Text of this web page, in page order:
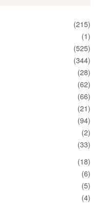
(215)
(1)
(525)
(344)
(28)
(62)
(66)
(21)
(94)
(2)
(33)
(18)
(6)
(5)
(4)